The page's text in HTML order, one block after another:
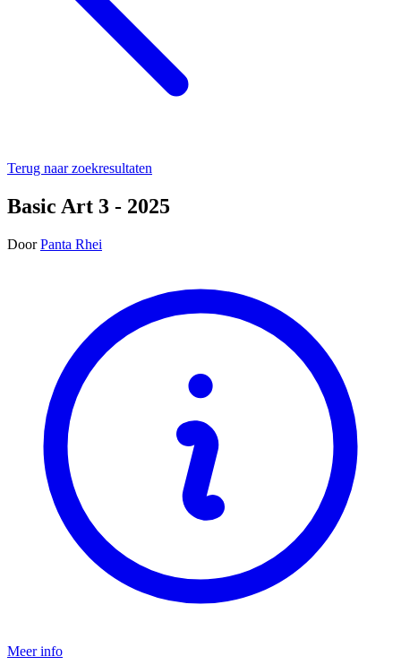
Terug naar zoekresultaten
Basic Art 3 - 2025
Door Panta Rhei
Meer info